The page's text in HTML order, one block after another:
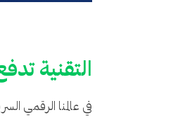
التقنية
في عالمنا الرقمي